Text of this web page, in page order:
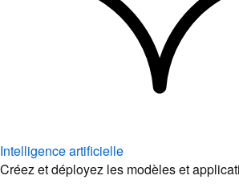
Intelligence artificielle
Créez et déployez les modèles et